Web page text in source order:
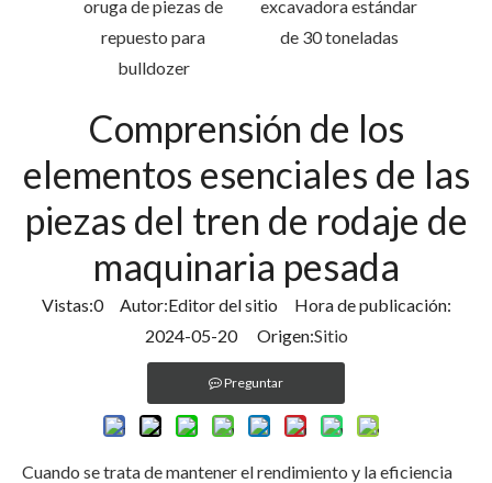
oruga de piezas de
repuesto para
bulldozer
excavadora estándar
de 30 toneladas
Comprensión de los
elementos esenciales de las
piezas del tren de rodaje de
maquinaria pesada
Vistas:0Autor:Editor del sitio Hora de publicación:
2024-05-20 Origen:Sitio
Preguntar
Cuando se trata de mantener el rendimiento y la eficiencia